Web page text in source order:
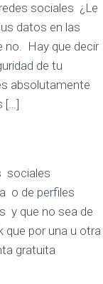
sociales ¿Le
datos en las
no. Hay que decir
de tu
absolutamente
[…]
sociales
o de perfiles
y que no sea de
que por una u otra
gratuita